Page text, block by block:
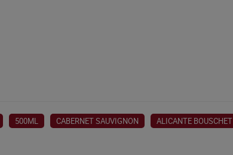
500ML CABERNET SAUVIGNON ALICANTE BOUSCHET